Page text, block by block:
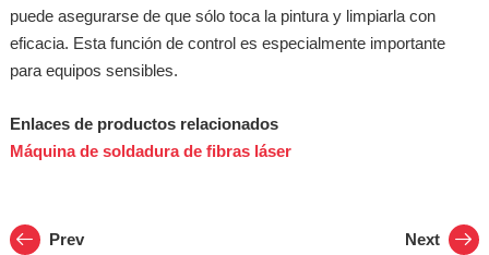
puede asegurarse de que sólo toca la pintura y limpiarla con
eficacia. Esta función de control es especialmente importante
para equipos sensibles.
Enlaces de productos relacionados
Máquina de soldadura de fibras láser
Prev Next